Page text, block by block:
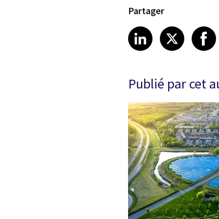
Partager
Share article
LinkedIn
Share
X
Publié par cet